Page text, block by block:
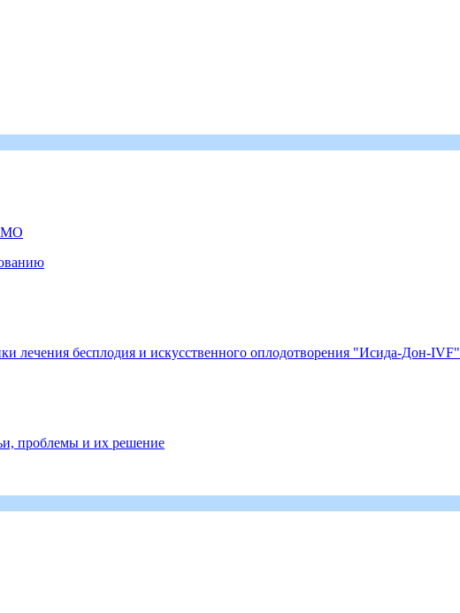
лечения бесплодия и искусственного оплодотворения "Исида-Дон-IVF"
проблемы и их решение